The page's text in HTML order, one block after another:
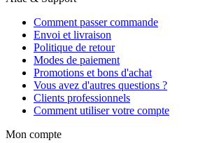
Comment passer commande
Envoi et livraison
Politique de retour
Modes de paiement
Promotions et bons d'achat
Vous avez d'autres questions ?
Clients professionnels
Comment utiliser votre compte
Mon compte